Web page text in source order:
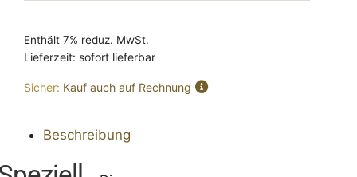
Enthält 7% reduz. MwSt.
Lieferzeit: sofort lieferbar
Sicher: Kauf auch auf Rechnung
Beschreibung